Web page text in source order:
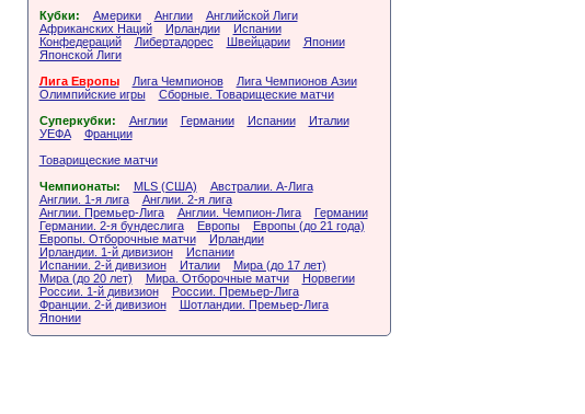
Кубки:
Америки Англии
Английской Лиги
Африканских Наций
Ирландии
Испании
Конфедераций
Либертадорес Швейцарии
Японии
Японской Лиги
Лига Европы
Лига Чемпионов
Лига Чемпионов Азии
Олимпийские игры
Сборные. Товарищеские матчи
Суперкубки:
Англии Германии Испании
Италии
УЕФА
Франции
Товарищеские матчи
Чемпионаты:
MLS (США)
Австралии. А-Лига
Англии. 1-я лига
Англии. 2-я лига
Англии. Премьер-Лига
Англии. Чемпион-Лига
Германии
Германии. 2-я бундеслига
Европы
Европы (до 21 года)
Европы. Отборочные матчи
Ирландии
Ирландии. 1-й дивизион
Испании
Испании. 2-й дивизион
Италии
Мира (до 17 лет)
Мира (до 20 лет)
Мира. Отборочные матчи
Норвегии
России. 1-й дивизион
России. Премьер-Лига
Франции. 2-й дивизион
Шотландии. Премьер-Лига
Японии